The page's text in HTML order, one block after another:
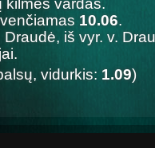
kilmės vardas.
10.06.
iš vyr. v.
vidurkis: 1.09)